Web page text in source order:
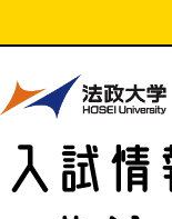
Home 入試情報